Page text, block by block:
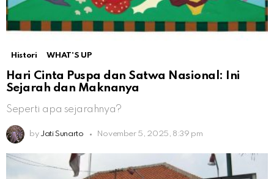
Histori WHAT'S UP
Hari Cinta Puspa dan Satwa Nasional: Ini
Sejarah dan Maknanya
Seperti apa sejarahnya?
by Jati Sunarto November 5, 2025, 8:39 pm